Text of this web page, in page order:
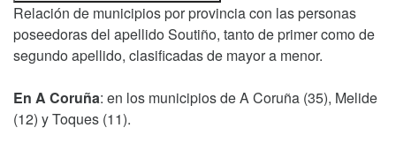
Relación de municipios por provincia con las personas
poseedoras del apellido Soutiño, tanto de primer como de
segundo apellido, clasificadas de mayor a menor.
En A Coruña: en los municipios de A Coruña (35), Melide
(12) y Toques (11).